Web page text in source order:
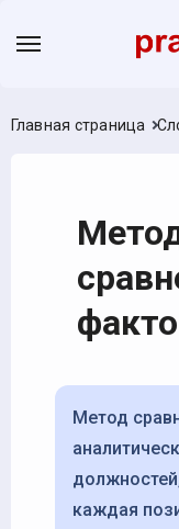
Главная страница
Метод сравнения факторов —
каждая